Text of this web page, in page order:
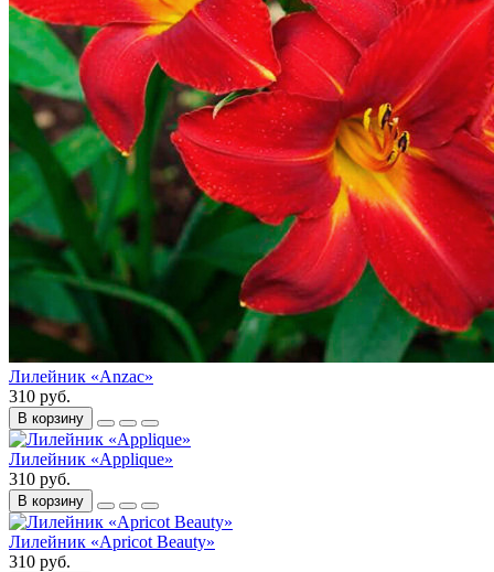
Лилейник «Anzac»
310 руб.
В корзину
Лилейник «Applique»
310 руб.
В корзину
Лилейник «Apricot Beauty»
310 руб.